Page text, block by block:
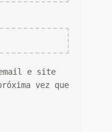
email e site
vez que